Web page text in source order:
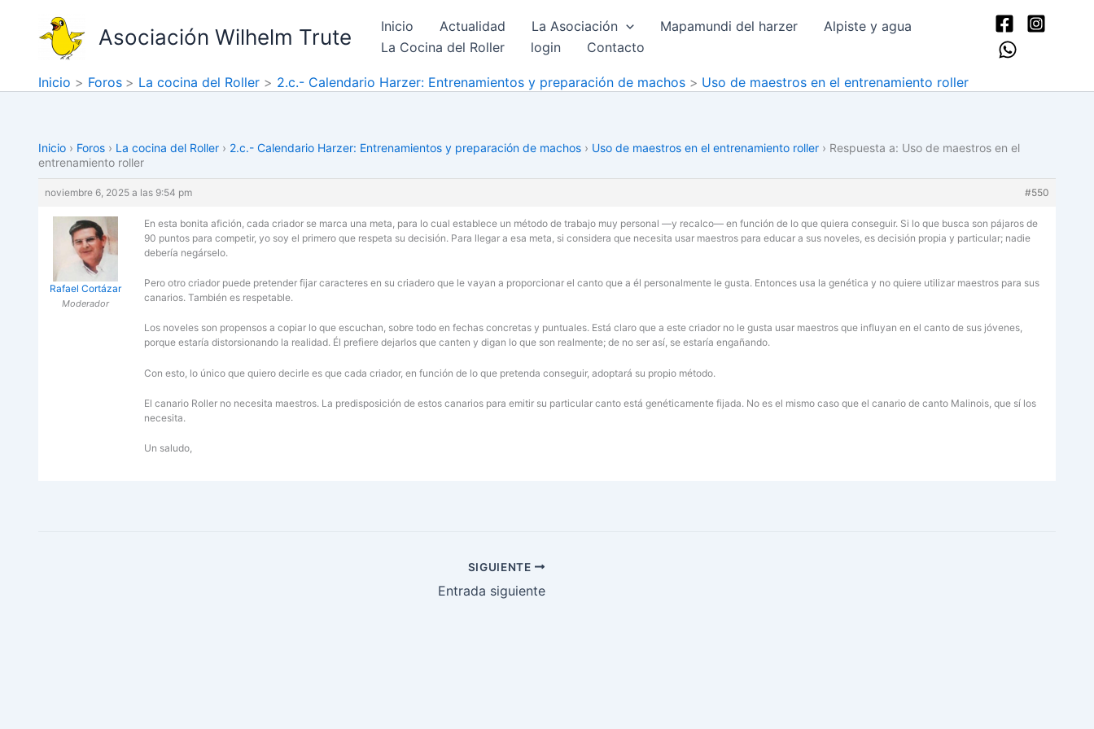
contenido
Asociación Wilhelm Trute Inicio Actualidad La Asociación Mapamundi del harzer
Alpiste y agua
La Cocina del Roller
login Contacto
Inicio Foros La cocina del Roller 2.c.- Calendario Harzer: Entrenamientos y preparación de machos Uso de maestros en el entrenamiento roller
Inicio › Foros › La cocina del Roller › 2.c.- Calendario Harzer: Entrenamientos y preparación de machos › Uso de maestros en el entrenamiento roller › Respuesta a: Uso de maestros en el
entrenamiento roller
noviembre 6, 2025 a las 9:54 pm #550
Rafael Cortázar
Moderador
En esta bonita afición, cada criador se marca una meta, para lo cual establece un método de trabajo muy personal —y recalco— en función de lo que quiera conseguir. Si lo que busca son pájaros de
90 puntos para competir, yo soy el primero que respeta su decisión. Para llegar a esa meta, si considera que necesita usar maestros para educar a sus noveles, es decisión propia y particular; nadie
debería negárselo.
Pero otro criador puede pretender fijar caracteres en su criadero que le vayan a proporcionar el canto que a él personalmente le gusta. Entonces usa la genética y no quiere utilizar maestros para sus
canarios. También es respetable.
Los noveles son propensos a copiar lo que escuchan, sobre todo en fechas concretas y puntuales. Está claro que a este criador no le gusta usar maestros que influyan en el canto de sus jóvenes,
porque estaría distorsionando la realidad. Él prefiere dejarlos que canten y digan lo que son realmente; de no ser así, se estaría engañando.
Con esto, lo único que quiero decirle es que cada criador, en función de lo que pretenda conseguir, adoptará su propio método.
El canario Roller no necesita maestros. La predisposición de estos canarios para emitir su particular canto está genéticamente fijada. No es el mismo caso que el canario de canto Malinois, que sí los
necesita.
Un saludo,
SIGUIENTE
Entrada siguiente